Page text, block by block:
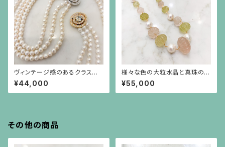
ヴィンテージ感のあるクラスプ
のパール3連ネックレス
¥44,000
様々な色の大粒水晶と真珠のシ
ョートステーションネックレス
¥55,000
その他の商品